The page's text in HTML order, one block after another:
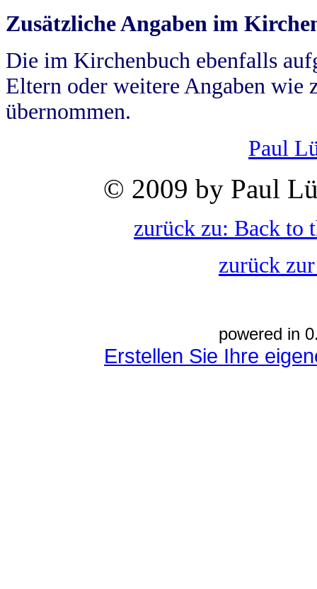
Zusätzliche Angaben im
Die im Kirchenbuch ebenfalls
Eltern oder weitere Angaben wie
übernommen.
Paul
© 2009 by Paul
zurück zu: Back to
zurück
powered in
Erstellen Sie Ihre